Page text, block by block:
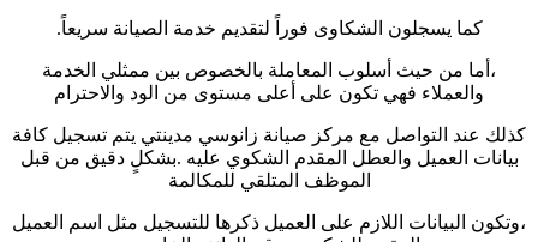
كما يسجلون الشكاوى فوراً لتقديم خدمة الصيانة سريعاً.
،أما من حيث أسلوب المعاملة بالخصوص بين ممثلي الخدمة
والعملاء فهي تكون على أعلى مستوى من الود والاحترام
كذلك عند التواصل مع مركز صيانة زانوسي مدينتي يتم تسجيل كافة
بيانات العميل والعطل المقدم الشكوي عليه .بشكلٍ دقيق من قبل
الموظف المتلقي للمكالمة
،وتكون البيانات اللازم على العميل ذكرها للتسجيل مثل اسم العميل